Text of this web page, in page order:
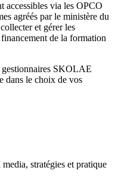
accessibles via les OPCO
agréés par le ministère du
et gérer les
de la formation
gestionnaires SKOLAE
dans le choix de vos
stratégies et pratique